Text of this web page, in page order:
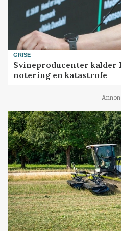
GRISE
Svineproducenter kalder
notering en katastrofe